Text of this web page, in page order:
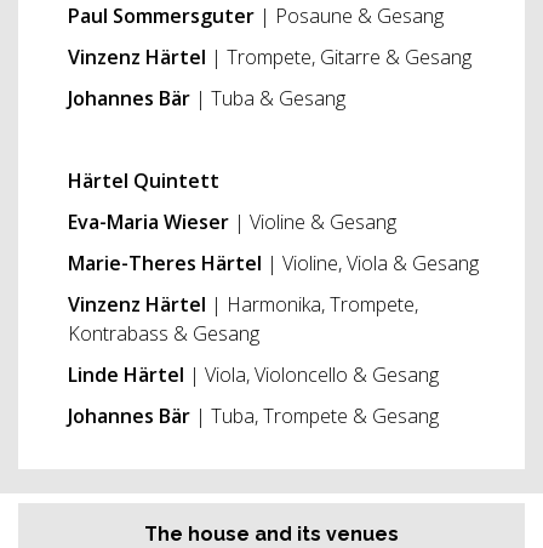
Paul Sommersguter | Posaune & Gesang
Vinzenz Härtel | Trompete, Gitarre & Gesang
Johannes Bär | Tuba & Gesang
Härtel Quintett
Eva-Maria Wieser | Violine & Gesang
Marie-Theres Härtel | Violine, Viola & Gesang
Vinzenz Härtel | Harmonika, Trompete,
Kontrabass & Gesang
Linde Härtel | Viola, Violoncello & Gesang
Johannes Bär | Tuba, Trompete & Gesang
The house and its venues